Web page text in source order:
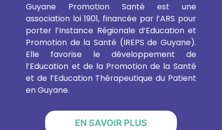
Guyane Promotion Santé est une
association loi 1901, financée par l’ARS pour
porter l’Instance Régionale d’Education et
Promotion de la Santé (IREPS de Guyane).
Elle favorise le développement de
l’Education et de la Promotion de la Santé
et de l’Education Thérapeutique du Patient
en Guyane.
EN SAVOIR PLUS